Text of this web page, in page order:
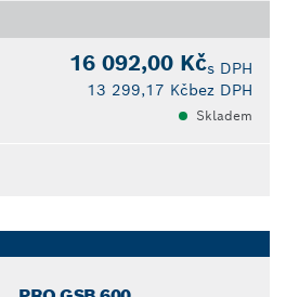
16 092,00 Kčs DPH
13 299,17 Kčbez DPH
Skladem